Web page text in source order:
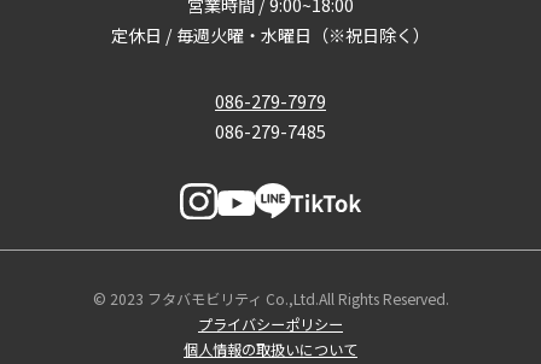
定休日 / 毎週火曜・水曜日（※祝日除く）
086-279-7979
086-279-7485
© 2023 フタバモビリティ Co.,Ltd.All Rights Reserved.
プライバシーポリシー
個人情報の取扱いについて